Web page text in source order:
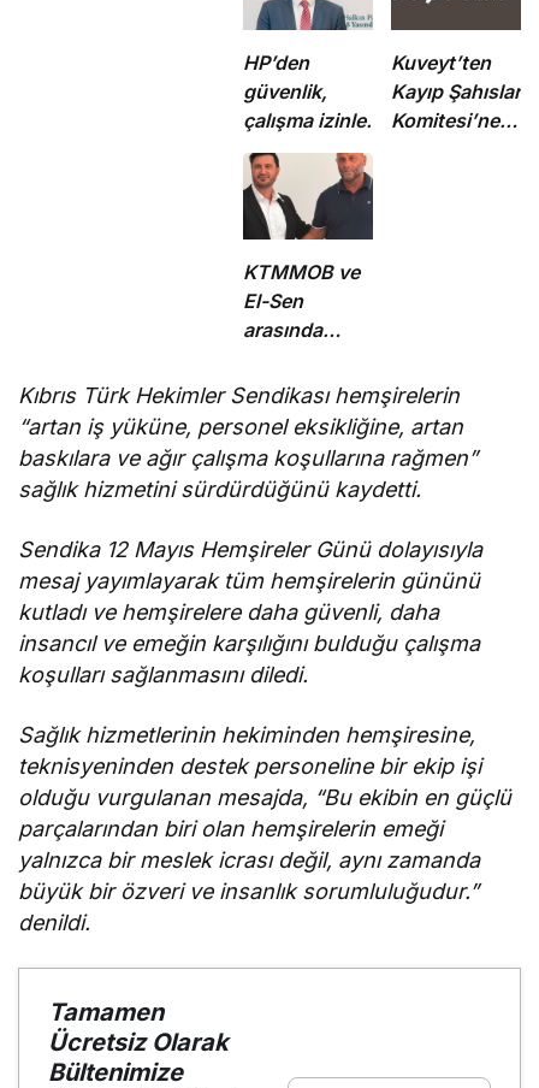
HP’den
güvenlik,
çalışma izinleri
ve yurttaşlık
uygulamalarına
ilişkin öneriler
Kuveyt’ten
Kayıp Şahıslar
Komitesi’ne
KTMMOB ve
El-Sen
arasında
Komitesi İş
Birliği
Protokolü”
imzalandı
Kıbrıs Türk Hekimler Sendikası hemşirelerin
“artan iş yüküne, personel eksikliğine, artan
baskılara ve ağır çalışma koşullarına rağmen”
sağlık hizmetini sürdürdüğünü kaydetti.
Sendika 12 Mayıs Hemşireler Günü dolayısıyla
mesaj yayımlayarak tüm hemşirelerin gününü
kutladı ve hemşirelere daha güvenli, daha
insancıl ve emeğin karşılığını bulduğu çalışma
koşulları sağlanmasını diledi.
Sağlık hizmetlerinin hekiminden hemşiresine,
teknisyeninden destek personeline bir ekip işi
olduğu vurgulanan mesajda, “Bu ekibin en güçlü
parçalarından biri olan hemşirelerin emeği
yalnızca bir meslek icrası değil, aynı zamanda
büyük bir özveri ve insanlık sorumluluğudur.”
denildi.
Tamamen
Ücretsiz Olarak
Bültenimize